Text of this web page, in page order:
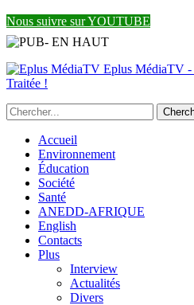
Nous suivre sur YOUTUBE
Eplus MédiaTV -
Traitée !
Accueil
Environnement
Éducation
Société
Santé
ANEDD-AFRIQUE
English
Contacts
Plus
Interview
Actualités
Divers